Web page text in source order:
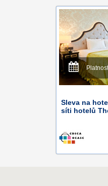
Sleva na
síti hotelů